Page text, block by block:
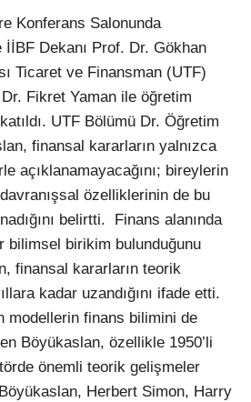
Konferans Salonunda
Dekanı Prof. Dr. Gökhan
Ticaret ve Finansman (UTF)
Fikret Yaman ile öğretim
UTF Bölümü Dr. Öğretim
finansal kararların yalnızca
açıklanamayacağını; bireylerin
özelliklerinin de bu
belirtti. Finans alanında
bilimsel birikim bulunduğunu
finansal kararların teorik
kadar uzandığını ifade etti.
modellerin finans bilimini de
Böyükaslan, özellikle 1950’li
önemli teorik gelişmeler
Herbert Simon, Harry